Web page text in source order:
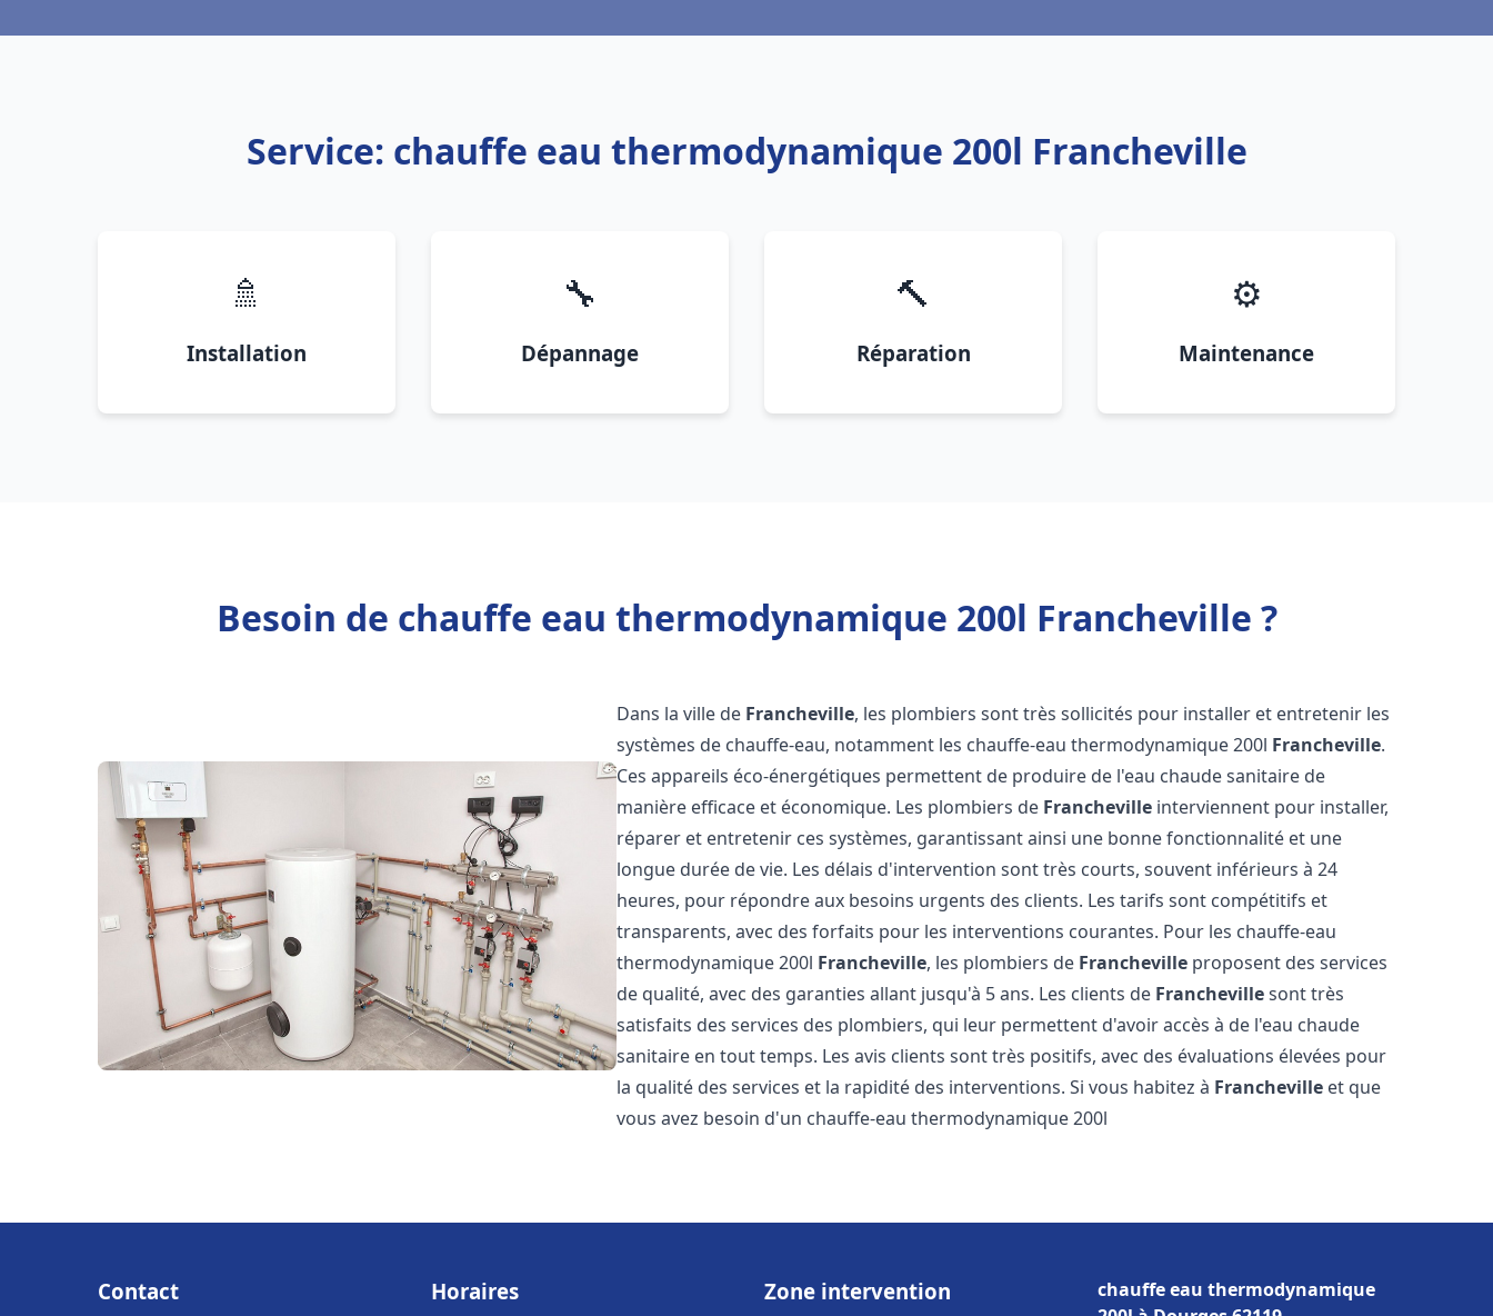
Service: chauffe eau thermodynamique 200l Francheville
🚿
Installation
🔧
Dépannage
🔨
Réparation
⚙️
Maintenance
Besoin de chauffe eau thermodynamique 200l Francheville ?
Dans la ville de Francheville, les plombiers sont très sollicités pour installer et entretenir les
systèmes de chauffe-eau, notamment les chauffe-eau thermodynamique 200l Francheville.
Ces appareils éco-énergétiques permettent de produire de l'eau chaude sanitaire de
manière efficace et économique. Les plombiers de Francheville interviennent pour installer,
réparer et entretenir ces systèmes, garantissant ainsi une bonne fonctionnalité et une
longue durée de vie. Les délais d'intervention sont très courts, souvent inférieurs à 24
heures, pour répondre aux besoins urgents des clients. Les tarifs sont compétitifs et
transparents, avec des forfaits pour les interventions courantes. Pour les chauffe-eau
thermodynamique 200l Francheville, les plombiers de Francheville proposent des services
de qualité, avec des garanties allant jusqu'à 5 ans. Les clients de Franchevillesont très
satisfaits des services des plombiers, qui leur permettent d'avoir accès à de l'eau chaude
sanitaire en tout temps. Les avis clients sont très positifs, avec des évaluations élevées pour
la qualité des services et la rapidité des interventions. Si vous habitez à Francheville et que
vous avez besoin d'un chauffe-eau thermodynamique 200l
Contact Horaires Zone intervention
chauffe eau thermodynamique